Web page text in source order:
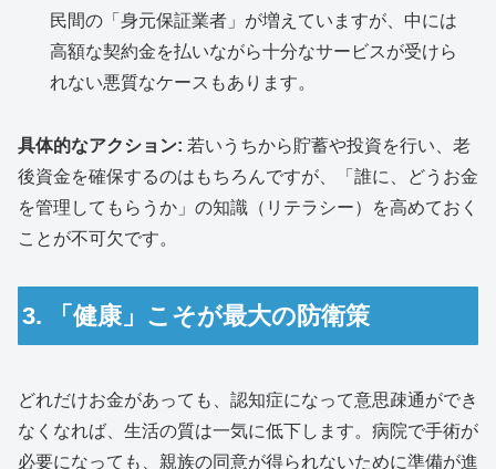
民間の「身元保証業者」が増えていますが、中には
高額な契約金を払いながら十分なサービスが受けら
れない悪質なケースもあります。
具体的なアクション: 若いうちから貯蓄や投資を行い、老
後資金を確保するのはもちろんですが、「誰に、どうお金
を管理してもらうか」の知識（リテラシー）を高めておく
ことが不可欠です。
3. 「健康」こそが最大の防衛策
どれだけお金があっても、認知症になって意思疎通ができ
なくなれば、生活の質は一気に低下します。病院で手術が
必要になっても、親族の同意が得られないために準備が進